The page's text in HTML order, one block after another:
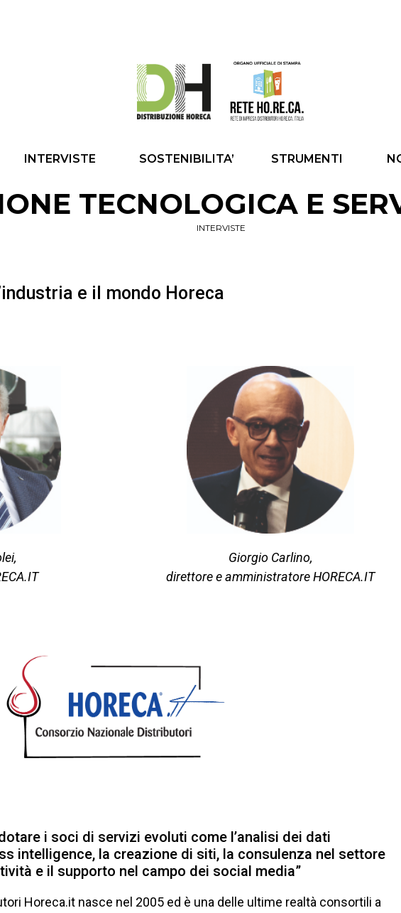
INTERVISTE SOSTENIBILITA’ STRUMENTI
TECNOLOGICA E
INTERVISTE
e il mondo Horeca
Giorgio Carlino,
direttore e amministratore HORECA.IT
i soci di servizi evoluti come l’analisi dei dati
intelligence, la creazione di siti, la consulenza nel settore
e il supporto nel campo dei social media”
Horeca.it nasce nel 2005 ed è una delle ultime realtà consortili a